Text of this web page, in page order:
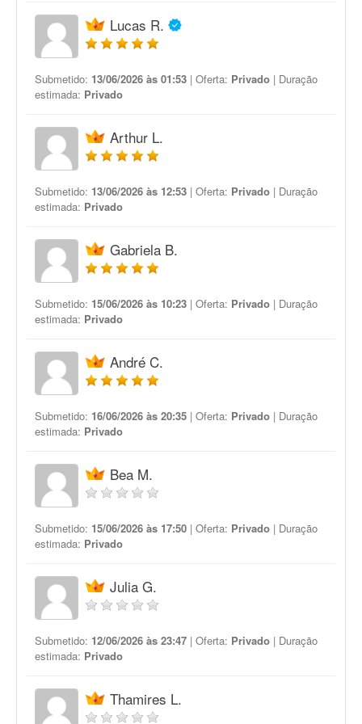
Lucas R.
Submetido: 13/06/2026 às 01:53 | Oferta: Privado | Duração
estimada: Privado
Arthur L.
Submetido: 13/06/2026 às 12:53 | Oferta: Privado | Duração
estimada: Privado
Gabriela B.
Submetido: 15/06/2026 às 10:23 | Oferta: Privado | Duração
estimada: Privado
André C.
Submetido: 16/06/2026 às 20:35 | Oferta: Privado | Duração
estimada: Privado
Bea M.
Submetido: 15/06/2026 às 17:50 | Oferta: Privado | Duração
estimada: Privado
Julia G.
Submetido: 12/06/2026 às 23:47 | Oferta: Privado | Duração
estimada: Privado
Thamires L.